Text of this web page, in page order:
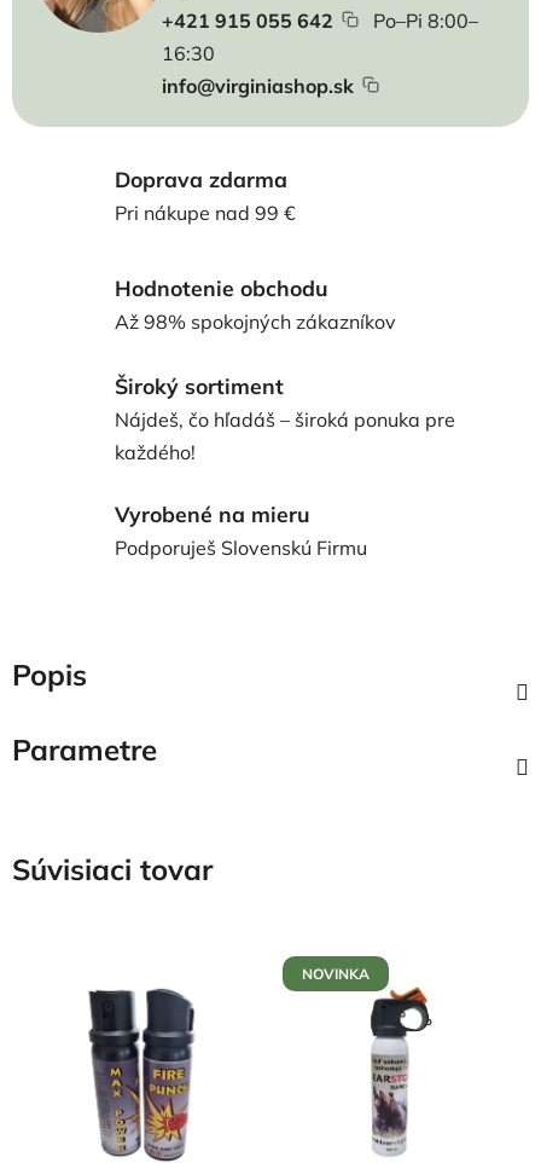
+421 915 055 642
Po–Pi 8:00–
16:30
info@virginiashop.sk
Doprava zdarma
Pri nákupe nad 99 €
Hodnotenie obchodu
Až 98% spokojných zákazníkov
Široký sortiment
Nájdeš, čo hľadáš – široká ponuka pre
každého!
Vyrobené na mieru
Podporuješ Slovenskú Firmu
Popis
Parametre
Súvisiaci tovar
NOVINKA